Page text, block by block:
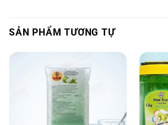
SẢN PHẨM TƯƠNG TỰ